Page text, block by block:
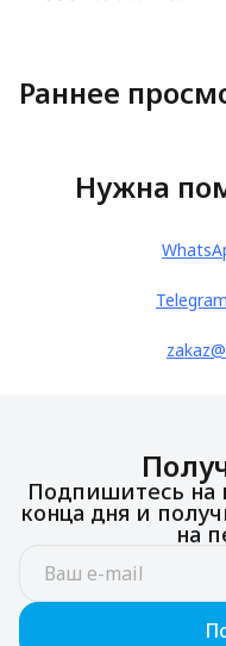
Раннее
Нужна
Подпишитесь на
конца дня и
на